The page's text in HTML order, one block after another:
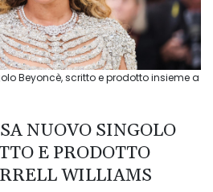
Beyoncè, scritto e prodotto insieme a
NUOVO SINGOLO
E PRODOTTO
WILLIAMS